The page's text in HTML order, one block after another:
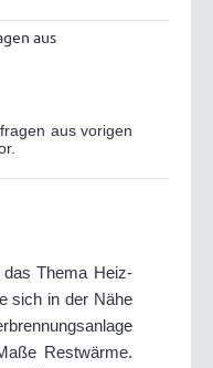
aus
aus vorigen
Thema Heiz-
sich in der Nähe
Restwärme.